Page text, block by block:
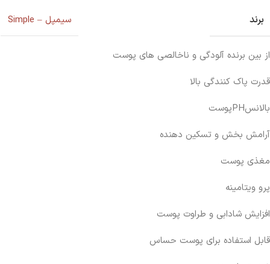
برند سیمپل – Simple
از بین برنده آلودگی و ناخالصی های پوست
قدرت پاک کنندگی بالا
بالانسPHپوست
آرامش بخش و تسکین دهنده
مغذی پوست
پرو ویتامینه
افزایش شادابی و طراوت پوست
قابل استفاده برای پوست حساس